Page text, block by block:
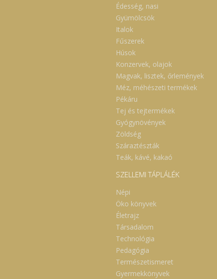
Édesség, nasi
Gyümölcsök
Italok
Fűszerek
Húsok
Konzervek, olajok
Magvak, lisztek, őrlemények
Méz, méhészeti termékek
Pékáru
Tej és tejtermékek
Gyógynövények
Zöldség
Száraztészták
Teák, kávé, kakaó
SZELLEMI TÁPLÁLÉK
Népi
Öko könyvek
Életrajz
Társadalom
Technológia
Pedagógia
Természetismeret
Gyermekkönyvek